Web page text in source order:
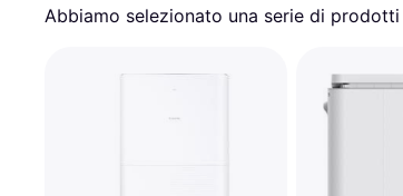
Abbiamo selezionato una serie di